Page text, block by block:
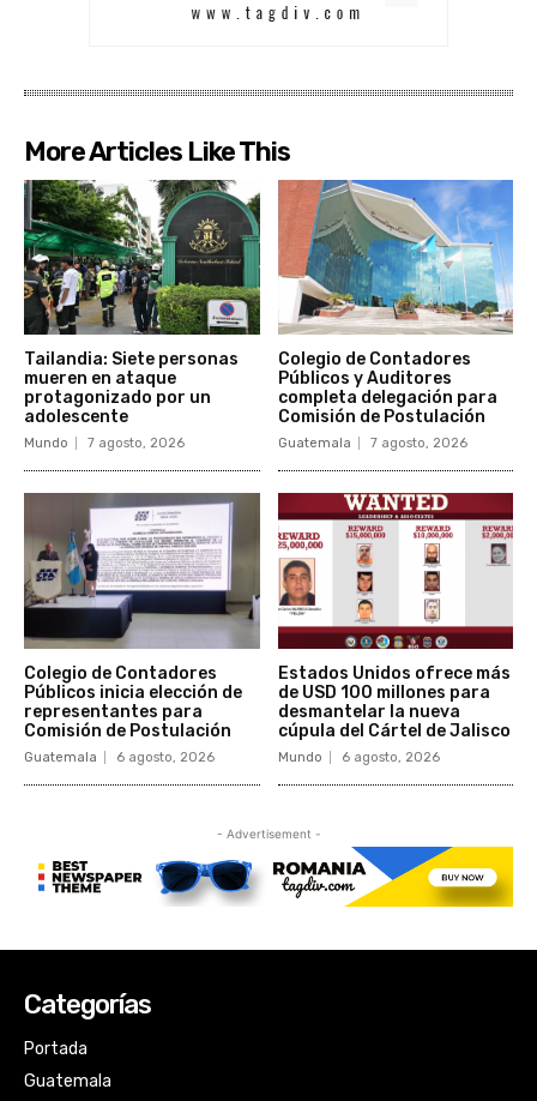
Categorías
Portada
Guatemala